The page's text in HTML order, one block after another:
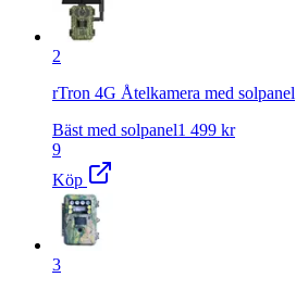
2
rTron 4G Åtelkamera med solpanel
Bäst med solpanel1 499 kr
9
Köp
3